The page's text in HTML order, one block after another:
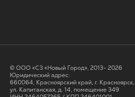
© ООО «СЗ «Новый Город», 2013- 2026
Юридический адрес:
660064, Красноярский край, г. Красноярск,
ул. Капитанская, д. 14, помещение 349